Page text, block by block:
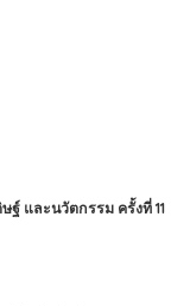
ฐ์ และนวัตกรรม ครั้งที่ 11